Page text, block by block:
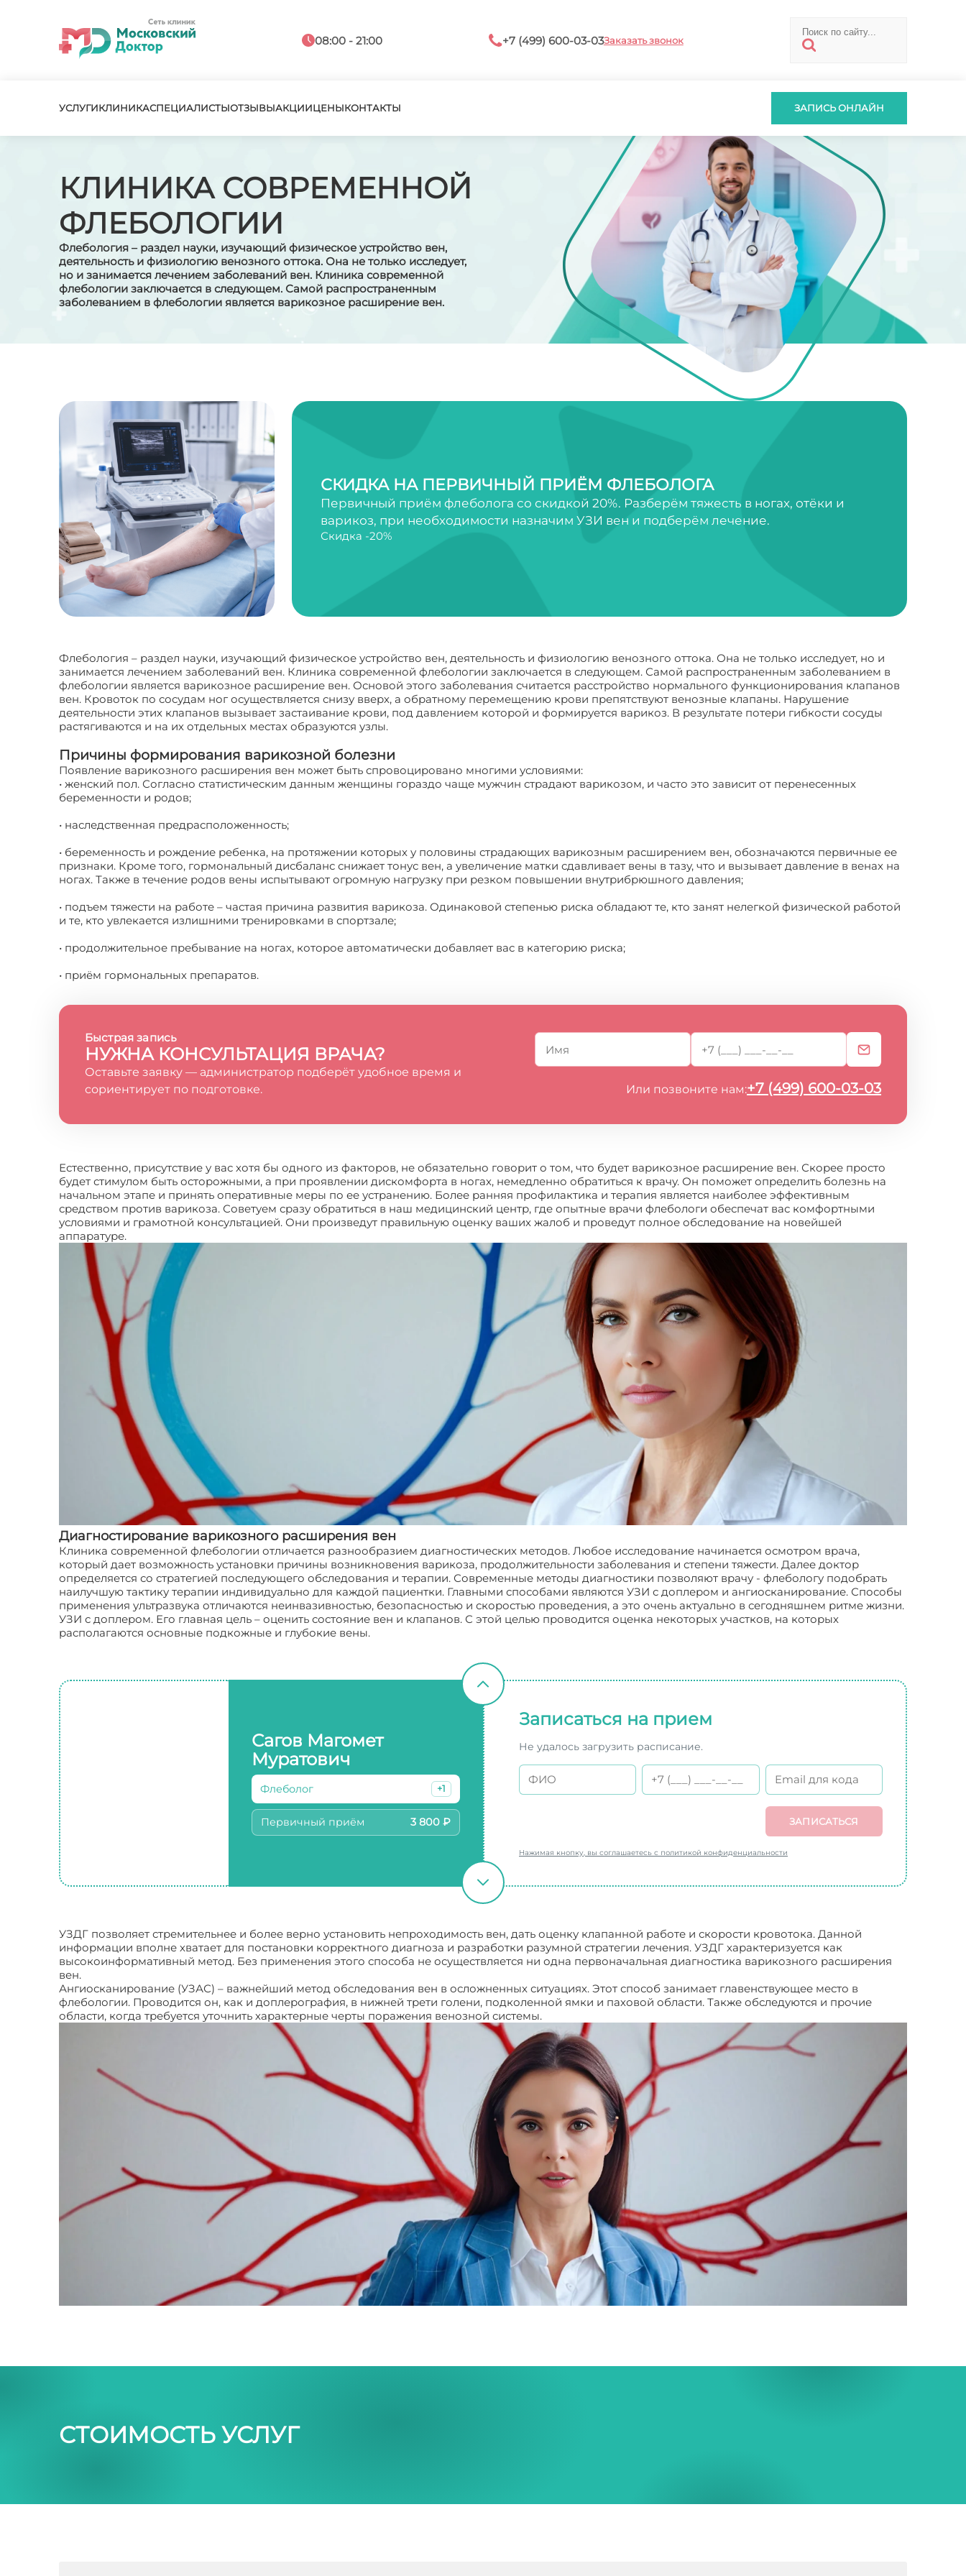
08:00 - 21:00 +7 (499) 600-03-03Заказать звонок
УСЛУГИКЛИНИКАСПЕЦИАЛИСТЫОТЗЫВЫАКЦИИЦЕНЫКОНТАКТЫ ЗАПИСЬ ОНЛАЙН
КЛИНИКА СОВРЕМЕННОЙ
ФЛЕБОЛОГИИ
Флебология – раздел науки, изучающий физическое устройство вен,
деятельность и физиологию венозного оттока. Она не только исследует,
но и занимается лечением заболеваний вен. Клиника современной
флебологии заключается в следующем. Самой распространенным
заболеванием в флебологии является варикозное расширение вен.
СКИДКА НА ПЕРВИЧНЫЙ ПРИЁМ ФЛЕБОЛОГА
Первичный приём флеболога со скидкой 20%. Разберём тяжесть в ногах, отёки и
варикоз, при необходимости назначим УЗИ вен и подберём лечение.
Скидка -20%
Флебология – раздел науки, изучающий физическое устройство вен, деятельность и физиологию венозного оттока. Она не только исследует, но и
занимается лечением заболеваний вен. Клиника современной флебологии заключается в следующем. Самой распространенным заболеванием в
флебологии является варикозное расширение вен. Основой этого заболевания считается расстройство нормального функционирования клапанов
вен. Кровоток по сосудам ног осуществляется снизу вверх, а обратному перемещению крови препятствуют венозные клапаны. Нарушение
деятельности этих клапанов вызывает застаивание крови, под давлением которой и формируется варикоз. В результате потери гибкости сосуды
растягиваются и на их отдельных местах образуются узлы.
Причины формирования варикозной болезни
Появление варикозного расширения вен может быть спровоцировано многими условиями:
• женский пол. Согласно статистическим данным женщины гораздо чаще мужчин страдают варикозом, и часто это зависит от перенесенных
беременности и родов;
• наследственная предрасположенность;
• беременность и рождение ребенка, на протяжении которых у половины страдающих варикозным расширением вен, обозначаются первичные ее
признаки. Кроме того, гормональный дисбаланс снижает тонус вен, а увеличение матки сдавливает вены в тазу, что и вызывает давление в венах на
ногах. Также в течение родов вены испытывают огромную нагрузку при резком повышении внутрибрюшного давления;
• подъем тяжести на работе – частая причина развития варикоза. Одинаковой степенью риска обладают те, кто занят нелегкой физической работой
и те, кто увлекается излишними тренировками в спортзале;
• продолжительное пребывание на ногах, которое автоматически добавляет вас в категорию риска;
• приём гормональных препаратов.
Быстрая запись
НУЖНА КОНСУЛЬТАЦИЯ ВРАЧА?
Оставьте заявку — администратор подберёт удобное время и
сориентирует по подготовке.
Или позвоните нам:+7 (499) 600-03-03
Естественно, присутствие у вас хотя бы одного из факторов, не обязательно говорит о том, что будет варикозное расширение вен. Скорее просто
будет стимулом быть осторожными, а при проявлении дискомфорта в ногах, немедленно обратиться к врачу. Он поможет определить болезнь на
начальном этапе и принять оперативные меры по ее устранению. Более ранняя профилактика и терапия является наиболее эффективным
средством против варикоза. Советуем сразу обратиться в наш медицинский центр, где опытные врачи флебологи обеспечат вас комфортными
условиями и грамотной консультацией. Они произведут правильную оценку ваших жалоб и проведут полное обследование на новейшей
аппаратуре.
Диагностирование варикозного расширения вен
Клиника современной флебологии отличается разнообразием диагностических методов. Любое исследование начинается осмотром врача,
который дает возможность установки причины возникновения варикоза, продолжительности заболевания и степени тяжести. Далее доктор
определяется со стратегией последующего обследования и терапии. Современные методы диагностики позволяют врачу - флебологу подобрать
наилучшую тактику терапии индивидуально для каждой пациентки. Главными способами являются УЗИ с доплером и ангиосканирование. Способы
применения ультразвука отличаются неинвазивностью, безопасностью и скоростью проведения, а это очень актуально в сегодняшнем ритме жизни.
УЗИ с доплером. Его главная цель – оценить состояние вен и клапанов. С этой целью проводится оценка некоторых участков, на которых
располагаются основные подкожные и глубокие вены.
Сагов Магомет
Муратович
Флеболог +1
Первичный приём 3 800 ₽
Записаться на прием
Не удалось загрузить расписание.
ЗАПИСАТЬСЯ
Нажимая кнопку, вы соглашаетесь с политикой конфиденциальности
УЗДГ позволяет стремительнее и более верно установить непроходимость вен, дать оценку клапанной работе и скорости кровотока. Данной
информации вполне хватает для постановки корректного диагноза и разработки разумной стратегии лечения. УЗДГ характеризуется как
высокоинформативный метод. Без применения этого способа не осуществляется ни одна первоначальная диагностика варикозного расширения
вен.
Ангиосканирование (УЗАС) – важнейший метод обследования вен в осложненных ситуациях. Этот способ занимает главенствующее место в
флебологии. Проводится он, как и доплерография, в нижней трети голени, подколенной ямки и паховой области. Также обследуются и прочие
области, когда требуется уточнить характерные черты поражения венозной системы.
СТОИМОСТЬ УСЛУГ